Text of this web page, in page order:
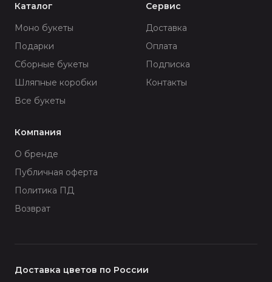
Каталог
Моно букеты
Подарки
Сборные букеты
Шляпные коробки
Все букеты
Сервис
Доставка
Оплата
Подписка
Контакты
Компания
О бренде
Публичная оферта
Политика ПД
Возврат
Доставка цветов по России